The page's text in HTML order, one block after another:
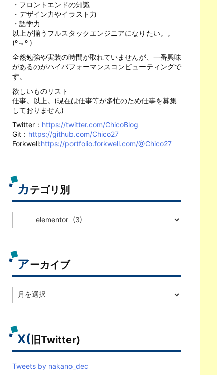
・フロントエンドの知識
・デザイン力やイラスト力
・語学力
以上が揃うフルスタックエンジニアになりたい。。
(º﹃º )
全然勉強や実装の時間が取れていませんが、一番興味
があるのがハイパフォーマンスコンピューティングで
す。
欲しいものリスト
仕事。以上。(現在は仕事等が多忙のため仕事を募集
しておりません)
Twitter： https://twitter.com/ChicoBlog
Git： https://github.com/Chico27
Forkwell:https://portfolio.forkwell.com/@Chico27
カテゴリ別
テ
別
アーカイブ
ー
ブ
X( 旧Twitter)
Tweets by nakano_dec